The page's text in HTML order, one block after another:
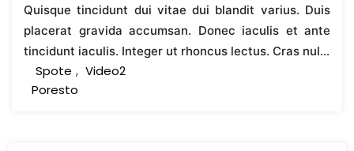
deserunt mollit anim id est laborum.
ipsum a, feugiat lorem. Vivamus scelerisque
molestie nisl sed varius. Cras et vestibulum ipsum.
Nunc quis semper dolor, eget aliquet purus.
Phasellus sit amet urna nec justo cursus convallis.
Quisque tincidunt dui vitae dui blandit varius. Duis
placerat gravida accumsan. Donec iaculis et ante
tincidunt iaculis. Integer ut rhoncus lectus. Cras nulla
augue, pellentesque eget purus id, porttitor
commodo nulla. Pellentesque bibendum ex non lorem
Spote , Video2
Poresto